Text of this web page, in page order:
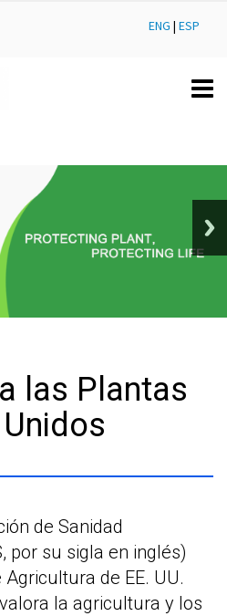
ENG | ESP
las Plantas
de Sanidad
por su sigla en inglés)
de EE. UU.
la agricultura y los